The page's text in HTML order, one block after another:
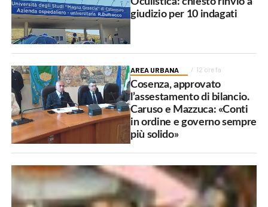
giudizio per 10 indagati
AREA URBANA 12 ore fa
Cosenza, approvato
l’assestamento di bilancio.
Caruso e Mazzuca: «Conti
in ordine e governo sempre
più solido»